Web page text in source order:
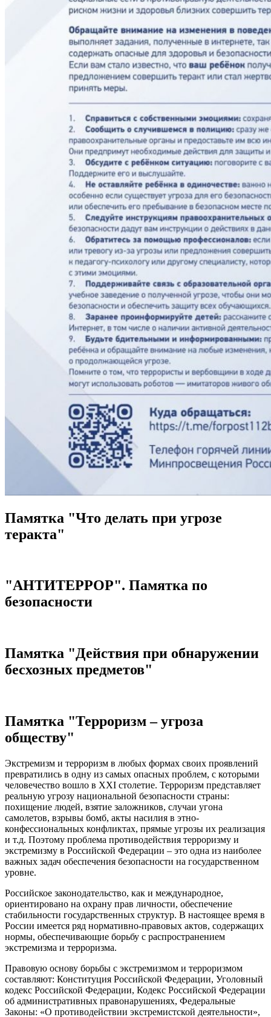
Памятка "Что делать при угрозе
теракта"
"АНТИТЕРРОР". Памятка по
безопасности
Памятка "Действия при обнаружении
бесхозных предметов"
Памятка "Терроризм – угроза
обществу"
Экстремизм и терроризм в любых формах своих проявлений
превратились в одну из самых опасных проблем, с которыми
человечество вошло в XXI столетие. Терроризм представляет
реальную угрозу национальной безопасности страны:
похищение людей, взятие заложников, случаи угона
самолетов, взрывы бомб, акты насилия в этно-
конфессиональных конфликтах, прямые угрозы их реализация
и т.д. Поэтому проблема противодействия терроризму и
экстремизму в Российской Федерации – это одна из наиболее
важных задач обеспечения безопасности на государственном
уровне.
Российское законодательство, как и международное,
ориентировано на охрану прав личности, обеспечение
стабильности государственных структур. В настоящее время в
России имеется ряд нормативно-правовых актов, содержащих
нормы, обеспечивающие борьбу с распространением
экстремизма и терроризма.
Правовую основу борьбы с экстремизмом и терроризмом
составляют: Конституция Российской Федерации, Уголовный
кодекс Российской Федерации, Кодекс Российской Федерации
об административных правонарушениях, Федеральные
Законы: «О противодействии экстремистской деятельности»,